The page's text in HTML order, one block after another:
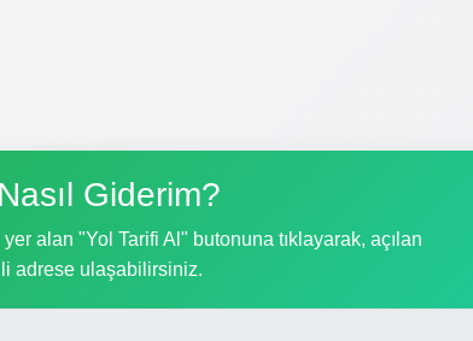
Giderim?
alan "Yol Tarifi Al" butonuna tıklayarak, açılan
adrese ulaşabilirsiniz.